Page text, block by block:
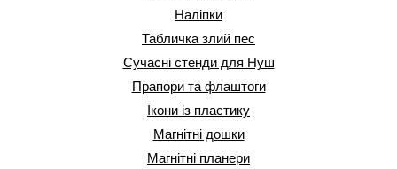
Наліпки
Табличка злий пес
Сучасні стенди для Нуш
Прапори та флаштоги
Ікони із пластику
Магнітні дошки
Магнітні планери